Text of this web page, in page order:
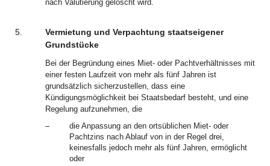
nach Valutierung gelöscht wird.
5.
Vermietung und Verpachtung staatseigener
Grundstücke
Bei der Begründung eines Miet- oder Pachtverhältnisses mit
einer festen Laufzeit von mehr als fünf Jahren ist
grundsätzlich sicherzustellen, dass eine
Kündigungsmöglichkeit bei Staatsbedarf besteht, und eine
Regelung aufzunehmen, die
–
die Anpassung an den ortsüblichen Miet- oder
Pachtzins nach Ablauf von in der Regel drei,
keinesfalls jedoch mehr als fünf Jahren, ermöglicht
oder